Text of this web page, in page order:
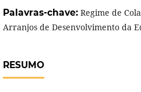
Palavras-chave: Regime de
Arranjos de Desenvolvimento da
RESUMO